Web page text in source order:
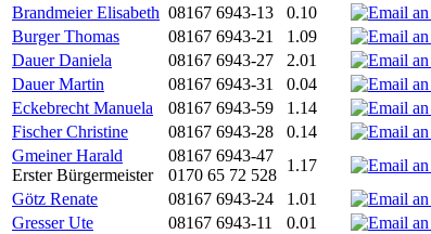
Brandmeier Elisabeth 08167 6943-13 0.10
Burger Thomas
08167 6943-21 1.09
Dauer Daniela
08167 6943-27 2.01
Dauer Martin
08167 6943-31 0.04
Eckebrecht Manuela
08167 6943-59 1.14
Fischer Christine
08167 6943-28 0.14
Gmeiner Harald
Erster Bürgermeister
08167 6943-47
0170 65 72 528
1.17
Götz Renate
08167 6943-24 1.01
Gresser Ute
08167 6943-11 0.01